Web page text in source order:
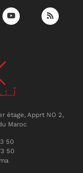
étage, Apprt NO 2,
Maroc
50
50